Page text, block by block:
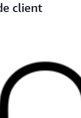
client